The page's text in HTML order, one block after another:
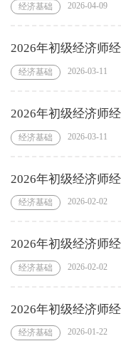
经济基础 2026-04-09
2026年初级经济师
经济基础 2026-03-11
2026年初级经济师
经济基础 2026-03-11
2026年初级经济师
经济基础 2026-02-02
2026年初级经济师
经济基础 2026-02-02
2026年初级经济师
经济基础 2026-01-22